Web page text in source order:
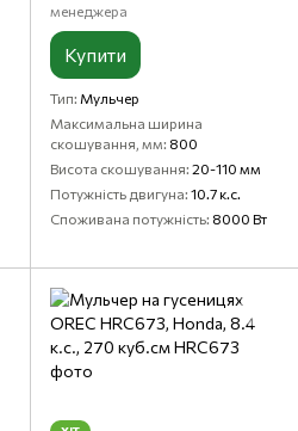
менеджера
Купити
Тип Мульчер
Максимальна ширина
скошування, мм 800
Висота скошування 20-110 мм
Потужність двигуна 10.7 к.с.
Споживана потужність 8000 Вт